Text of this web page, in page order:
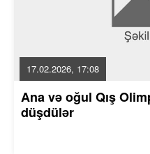
17.02.2026, 17:08
Ana və oğul Qış
düşdülər